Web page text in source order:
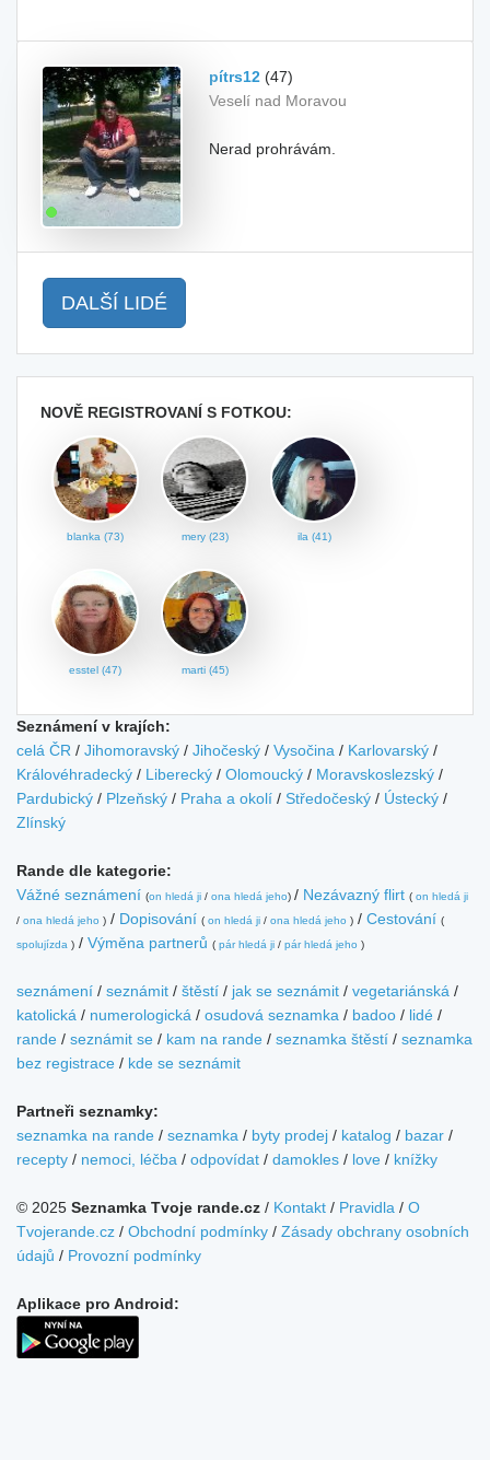
pítrs12 (47)
Veselí nad Moravou
Nerad prohrávám.
DALŠÍ LIDÉ
NOVĚ REGISTROVANÍ S FOTKOU:
blanka (73) mery (23) ila (41)
esstel (47) marti (45)
Seznámení v krajích:
celá ČR / Jihomoravský / Jihočeský / Vysočina / Karlovarský /
Královéhradecký / Liberecký / Olomoucký / Moravskoslezský /
Pardubický / Plzeňský / Praha a okolí / Středočeský / Ústecký /
Zlínský
Rande dle kategorie:
Vážné seznámení (on hledá ji / ona hledá jeho) / Nezávazný flirt ( on hledá ji
/ ona hledá jeho ) / Dopisování ( on hledá ji / ona hledá jeho ) / Cestování (
spolujízda ) / Výměna partnerů ( pár hledá ji / pár hledá jeho )
seznámení / seznámit / štěstí / jak se seznámit / vegetariánská /
katolická / numerologická / osudová seznamka / badoo / lidé /
rande / seznámit se / kam na rande / seznamka štěstí / seznamka
bez registrace / kde se seznámit
Partneři seznamky:
seznamka na rande / seznamka / byty prodej / katalog / bazar /
recepty / nemoci, léčba / odpovídat / damokles / love / knížky
© 2025 Seznamka Tvoje rande.cz / Kontakt / Pravidla / O
Tvojerande.cz / Obchodní podmínky / Zásady obchrany osobních
údajů / Provozní podmínky
Aplikace pro Android: